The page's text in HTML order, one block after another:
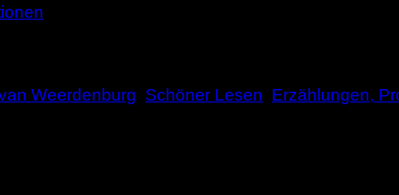
Weerdenburg Schöner Lesen Erzählungen,